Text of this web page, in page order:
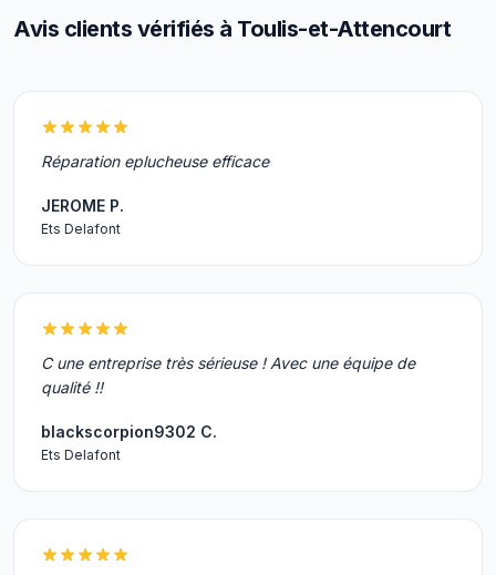
Avis clients vérifiés à Toulis-et-Attencourt
Réparation eplucheuse efficace
JEROME P.
Ets Delafont
C une entreprise très sérieuse ! Avec une équipe de
qualité !!
blackscorpion9302 C.
Ets Delafont